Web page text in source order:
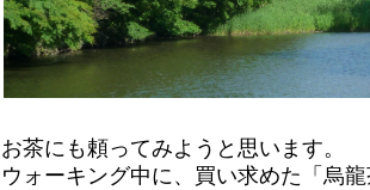
お茶にも頼ってみようと思います。
ウォーキング中に、買い求めた「烏